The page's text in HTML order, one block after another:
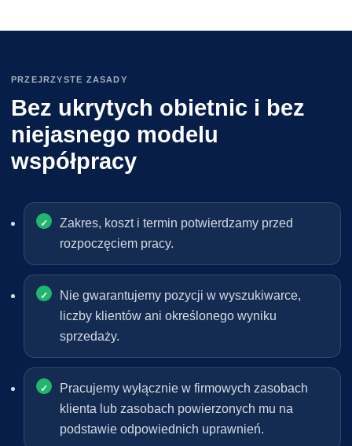
PRZEJRZYSTE ZASADY
Bez ukrytych obietnic i bez
niejasnego modelu
współpracy
Zakres, koszt i termin potwierdzamy przed
rozpoczęciem pracy.
Nie gwarantujemy pozycji w wyszukiwarce,
liczby klientów ani określonego wyniku
sprzedaży.
Pracujemy wyłącznie w firmowych zasobach
klienta lub zasobach powierzonych mu na
podstawie odpowiednich uprawnień.